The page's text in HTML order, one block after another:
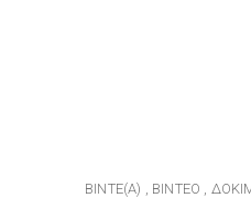
BINTE(A) , ΒΊΝΤΕΟ ,